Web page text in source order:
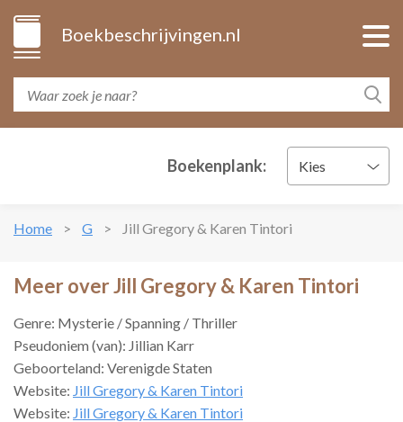
Boekbeschrijvingen.nl
Boekenplank: Kies
Home G Jill Gregory & Karen Tintori
Meer over Jill Gregory & Karen Tintori
Genre: Mysterie / Spanning / Thriller
Pseudoniem (van): Jillian Karr
Geboorteland: Verenigde Staten
Website: Jill Gregory & Karen Tintori
Website: Jill Gregory & Karen Tintori